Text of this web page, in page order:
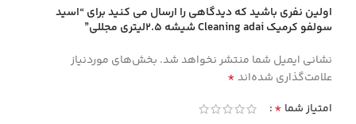
اولین نفری باشید که دیدگاهی را ارسال می کنید برای “اسيد
سولفو كرميك Cleaning adai شيشه 2.5ليتري مجللي”
نشانی ایمیل شما منتشر نخواهد شد. بخش‌های موردنیاز
علامت‌گذاری شده‌اند*
امتیاز شما *